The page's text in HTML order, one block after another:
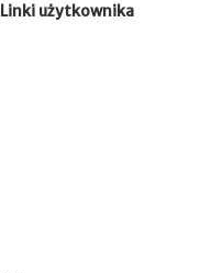
Linki użytkownika